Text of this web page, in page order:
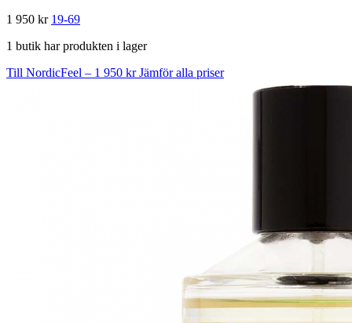
1 950 kr 19-69
1 butik har produkten i lager
Till NordicFeel – 1 950 krJämför alla priser